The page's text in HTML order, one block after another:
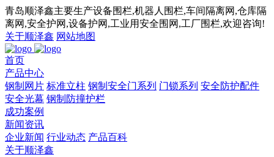
青岛顺泽鑫主要生产设备围栏,机器人围栏,车间隔离网,仓库隔
离网,安全护网,设备护网,工业用安全围网,工厂围栏,欢迎咨询!
关于顺泽鑫 网站地图
首页
产品中心
钢制网片 标准立柱 钢制安全门系列 门锁系列 安全防护配件
安全光幕 钢制防撞护栏
成功案例
新闻资讯
企业新闻 行业动态 产品百科
关于顺泽鑫